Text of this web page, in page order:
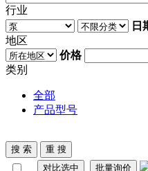
行业
日
地区
价格
类别
全部
产品型号